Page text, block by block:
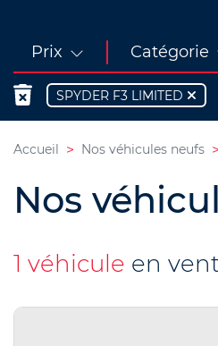
Prix Catégorie
SPYDER F3 LIMITED
Accueil Nos véhicules neufs
Nos
1 véhicule en